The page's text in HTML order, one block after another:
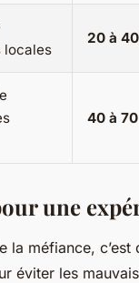
locales
20 à
40 à
une
la méfiance,
éviter les